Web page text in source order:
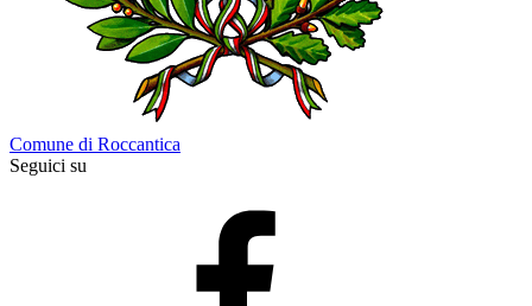
Comune di Roccantica
Seguici su